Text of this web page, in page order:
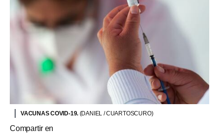
VACUNAS COVID-19. (DANIEL / CUARTOSCURO)
Compartir en